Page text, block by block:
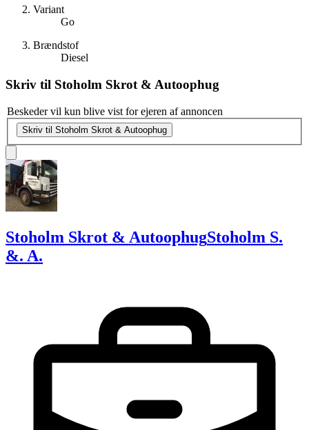
Variant
Go
Brændstof
Diesel
Skriv til Stoholm Skrot & Autoophug
Beskeder vil kun blive vist for ejeren af annoncen
Skriv til Stoholm Skrot & Autoophug
Stoholm Skrot & AutoophugStoholm S.
&. A.